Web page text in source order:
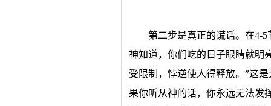
第二步是真正的谎话。在4-
神知道，你们吃的日子眼睛就明
受限制，悖逆使人得释放。”这
果你听从神的话，你永远无法发